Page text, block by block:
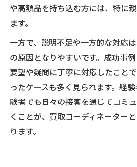
や高額品を持ち込む方には、特に
ます。
一方で、説明不足や一方的な対応
の原因となりやすいです。成功事
要望や疑問に丁寧に対応したこと
ったケースも多く見られます。経
験者でも日々の接客を通じてコミ
くことが、買取コーディネーター
ります。